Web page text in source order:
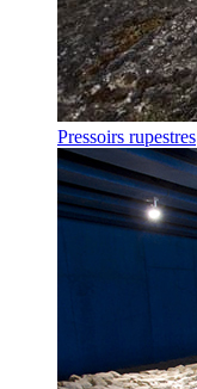
Pressoirs rupestres